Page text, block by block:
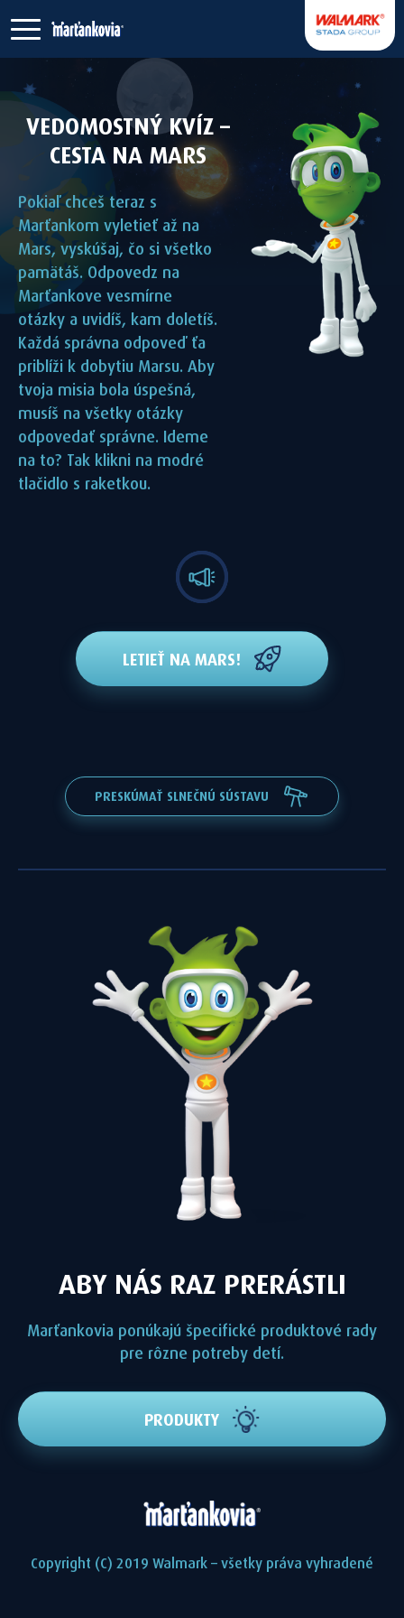
VEDOMOSTNÝ KVÍZ –
CESTA NA MARS
Pokiaľ chceš teraz s
Marťankom vyletieť až na
Mars, vyskúšaj, čo si všetko
pamätáš. Odpovedz na
Marťankove vesmírne
otázky a uvidíš, kam doletíš.
Každá správna odpoveď ťa
priblíži k dobytiu Marsu. Aby
tvoja misia bola úspešná,
musíš na všetky otázky
odpovedať správne. Ideme
na to? Tak klikni na modré
tlačidlo s raketkou.
LETIEŤ NA MARS!
PRESKÚMAŤ SLNEČNÚ SÚSTAVU
ABY NÁS RAZ PRERÁSTLI
Marťankovia ponúkajú špecifické produktové rady
pre rôzne potreby detí.
PRODUKTY
Copyright (C) 2019 Walmark – všetky práva vyhradené